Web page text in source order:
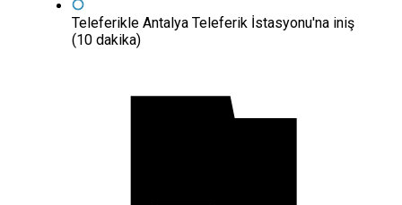
Teleferikle Antalya Teleferik İstasyonu'na iniş
(10 dakika)